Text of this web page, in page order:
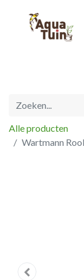
Alle producten
Wartmann